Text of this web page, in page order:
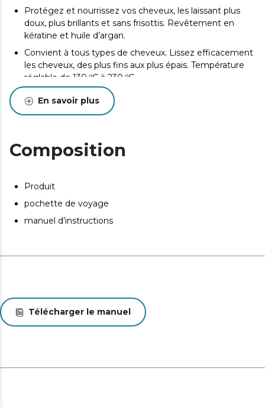
Protégez et nourrissez vos cheveux, les laissant plus
doux, plus brillants et sans frisottis. Revêtement en
kératine et huile d’argan.
Convient à tous types de cheveux. Lissez efficacement
les cheveux, des plus fins aux plus épais. Température
réglable de 130 ºC à 230 ºC.
Évitez les risques et augmentez la sécurité. Arrêt
automatique après une période d'inactivité.
l’utilisez pas. Système de verrouillage des plaques.
En savoir plus
Composition
Produit
pochette de voyage
manuel d’instructions
Télécharger le manuel